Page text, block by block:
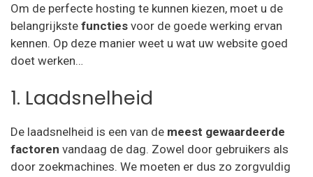
Om de perfecte hosting te kunnen kiezen, moet u de
belangrijkste functies voor de goede werking ervan
kennen. Op deze manier weet u wat uw website goed
doet werken…
1. Laadsnelheid
De laadsnelheid is een van de meest gewaardeerde
factoren vandaag de dag. Zowel door gebruikers als
door zoekmachines. We moeten er dus zo zorgvuldig